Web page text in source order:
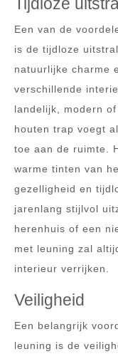
Een van de
is de tijdloze
natuurlijke charme
verschillende
landelijk, modern
houten trap voegt
toe aan de ruimte.
warme tinten van
gezelligheid en
jarenlang stijlvol
herenhuis of een
met leuning zal
interieur verrijken.
Veiligheid
Een belangrijk
leuning is de